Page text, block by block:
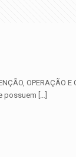
possuem […]